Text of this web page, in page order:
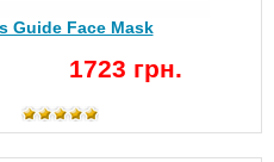
Guide Face Mask
1723 грн.